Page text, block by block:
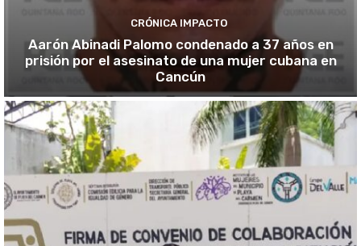
CRÓNICA IMPACTO
Aarón Abinadi Palomo condenado a 37 años en
prisión por el asesinato de una mujer cubana en
Cancún